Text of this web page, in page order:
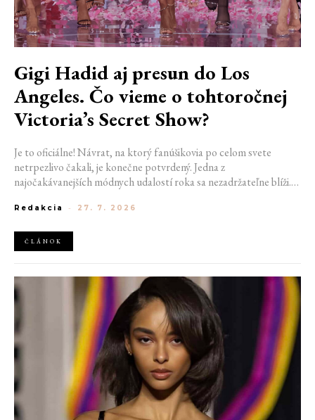
Gigi Hadid aj presun do Los
Angeles. Čo vieme o tohtoročnej
Victoria’s Secret Show?
Je to oficiálne! Návrat, na ktorý fanúšikovia po celom svete
netrpezlivo čakali, je konečne potvrdený. Jedna z
najočakávanejších módnych udalostí roka sa nezadržateľne blíži.
veľké novinky. Organizátori už prezradili miesto konania
prejde po ikonickom móle.
Redakcia - 27. 7. 2026
ČLÁNOK